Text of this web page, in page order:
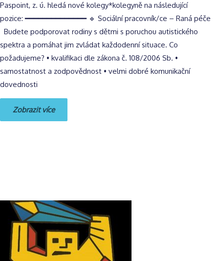
Paspoint, z. ú. hledá nové kolegy*kolegyně na následující
pozice: ━━━━━━━━━━━━━━ 🔹 Sociální pracovník/ce – Raná péče
Budete podporovat rodiny s dětmi s poruchou autistického
spektra a pomáhat jim zvládat každodenní situace. Co
požadujeme? • kvalifikaci dle zákona č. 108/2006 Sb. •
samostatnost a zodpovědnost • velmi dobré komunikační
dovednosti
Zobrazit více